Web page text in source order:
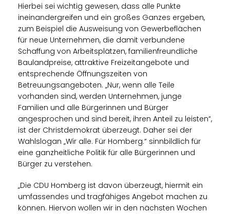
Hierbei sei wichtig gewesen, dass alle Punkte
ineinandergreifen und ein großes Ganzes ergeben,
zum Beispiel die Ausweisung von Gewerbeflächen
für neue Unternehmen, die damit verbundene
Schaffung von Arbeitsplätzen, familienfreundliche
Baulandpreise, attraktive Freizeitangebote und
entsprechende Öffnungszeiten von
Betreuungsangeboten. „Nur, wenn alle Teile
vorhanden sind, werden Unternehmen, junge
Familien und alle Bürgerinnen und Bürger
angesprochen und sind bereit, ihren Anteil zu leisten“,
ist der Christdemokrat überzeugt. Daher sei der
Wahlslogan „Wir alle. Für Homberg.“ sinnbildlich für
eine ganzheitliche Politik für alle Bürgerinnen und
Bürger zu verstehen.
Die CDU Homberg ist davon überzeugt, hiermit ein
umfassendes und tragfähiges Angebot machen zu
können. Hiervon wollen wir in den nächsten Wochen